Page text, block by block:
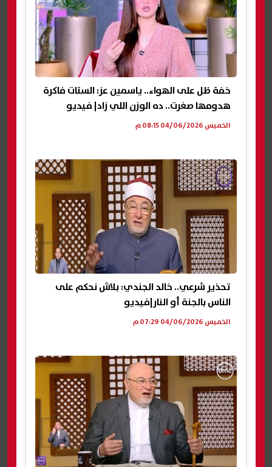
خفة ظل على الهواء.. ياسمين عز: الستات فاكرة
هدومها صغرت.. ده الوزن اللي زاد| فيديو
الخميس 04/06/2026 08:15 م
تحذير شرعي.. خالد الجندي: بلاش نحكم على
الناس بالجنة أو النار|فيديو
الخميس 04/06/2026 07:29 م